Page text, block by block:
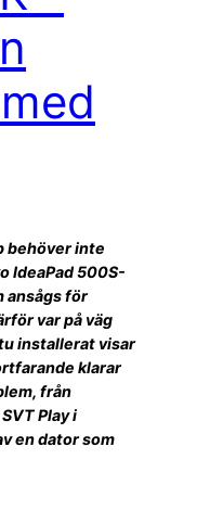
behöver inte
IdeaPad 500S-
ansågs för
var på väg
installerat visar
klarar
från
Play i
en dator som